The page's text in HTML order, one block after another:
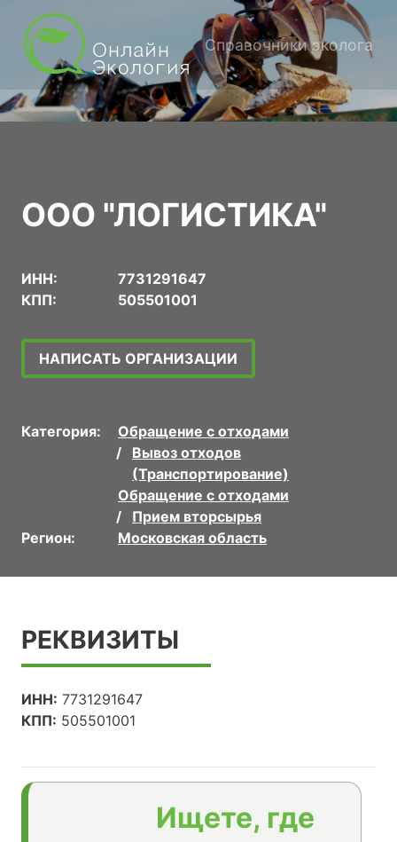
Справочники эколога
ООО "ЛОГИСТИКА"
ИНН:
7731291647
КПП:
505501001
НАПИСАТЬ ОРГАНИЗАЦИИ
Категория:
Обращение с отходами
Вывоз отходов
(Транспортирование)
Обращение с отходами
Прием вторсырья
Регион:
Московская область
РЕКВИЗИТЫ
ИНН: 7731291647
КПП: 505501001
Ищете, где